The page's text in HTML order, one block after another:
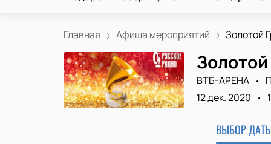
Главная Афиша мероприятий Золотой
ВТБ-АРЕНА
12 дек. 2020
ВЫБОР